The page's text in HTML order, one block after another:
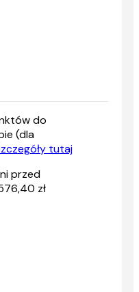
do
(dla
tutaj
przed
zł